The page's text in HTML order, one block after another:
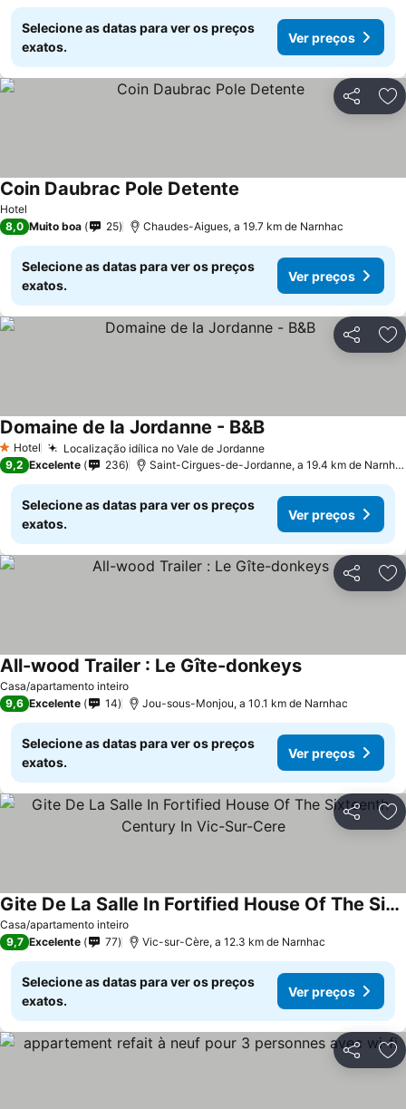
Selecione as datas para ver os preços
exatos.
Ver preços
Partilhar
Hotel
Coin Daubrac Pole Detente
8,0 Muito boa 25 Chaudes-Aigues, a 19.7 km de Narnhac
Selecione as datas para ver os preços
exatos.
Ver preços
Partilhar
1 Estrelas
Hotel Localização idílica no Vale de JordanneVer preços
Domaine de la Jordanne - B&BVer preços
9,2 Excelente 236 Saint-Cirgues-de-Jordanne, a 19.4 km de
Selecione as datas para ver os preços
exatos.
Ver preços
Partilhar
Casa/apartamento inteiro
All-wood Trailer : Le Gîte-donkeysVer preços
9,6 Excelente 14 Jou-sous-Monjou, a 10.1 km de Narnhac
Selecione as datas para ver os preços
exatos.
Ver preços
Partilhar
Casa/apartamento inteiro
Gite De La Salle In Fortified House Of The Sixteenth Century In Vic-Sur-Cere
Ver preços
9,7 Excelente 77 Vic-sur-Cère, a 12.3 km de Narnhac
Selecione as datas para ver os preços
exatos.
Ver preços
Partilhar